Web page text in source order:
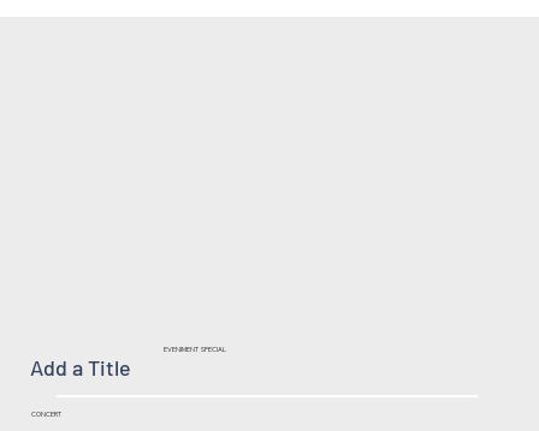
EVENIMENT SPECIAL
Add a Title
CONCERT